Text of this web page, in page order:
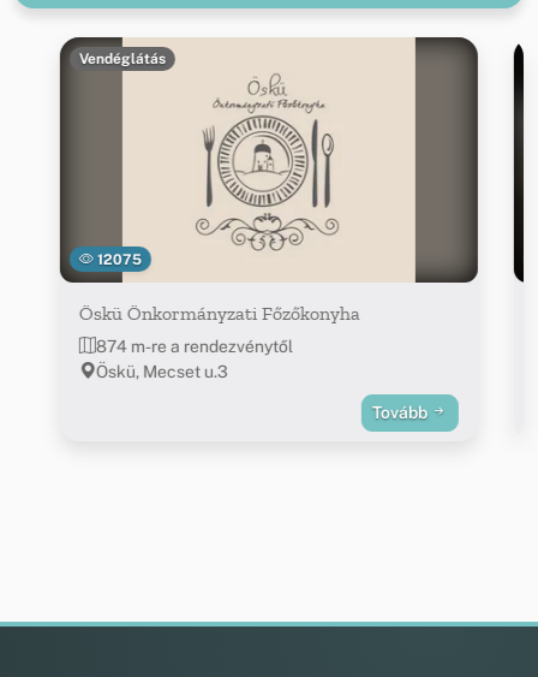
12075
Vendéglátás
Öskü Önkormányzati Főzőkonyha
874 m-re a rendezvénytől
Öskü, Mecset u.3
Tovább